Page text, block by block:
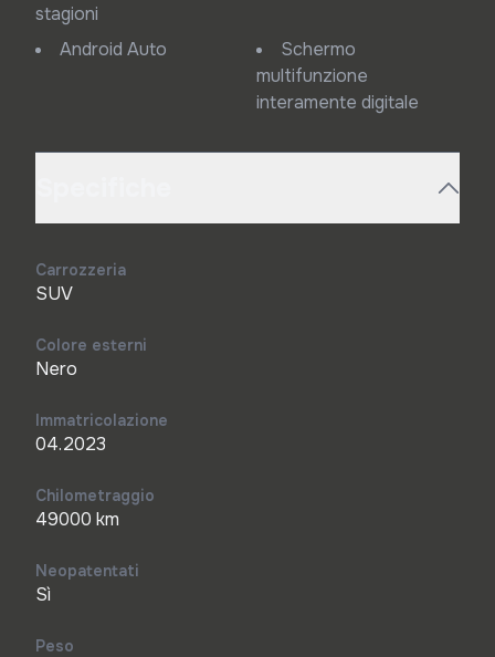
stagioni
Android Auto
Schermo
multifunzione
interamente digitale
Carrozzeria
SUV
Colore esterni
Nero
Immatricolazione
04.2023
Chilometraggio
49000 km
Neopatentati
Sì
Peso